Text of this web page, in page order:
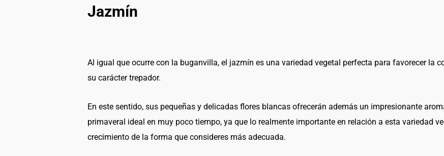
Jazmín
Al igual que ocurre con la buganvilla, el jazmín es una variedad vegetal perfecta para favorecer la
su carácter trepador.
En este sentido, sus pequeñas y delicadas flores blancas ofrecerán además un impresionante
primaveral ideal en muy poco tiempo, ya que lo realmente importante en relación a esta variedad
crecimiento de la forma que consideres más adecuada.